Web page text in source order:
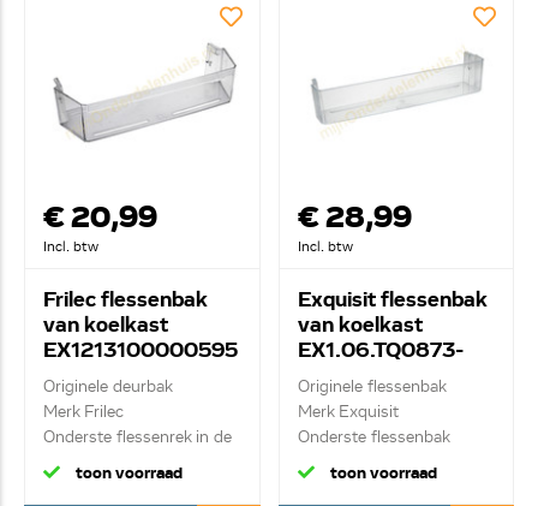
€ 20,99
Incl. btw
Frilec flessenbak
van koelkast
EX1213100000595
7
Originele deurbak
Merk Frilec
Onderste flessenrek in de
de...
toon voorraad
€ 28,99
Incl. btw
Exquisit flessenbak
van koelkast
EX1.06.TQ0873-
015
Originele flessenbak
Merk Exquisit
Onderste flessenbak
toon voorraad